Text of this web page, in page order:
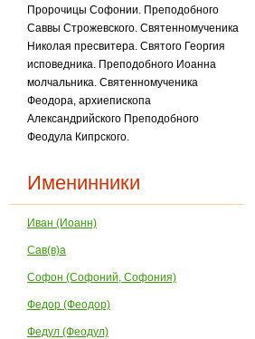
Пророчицы Софонии. Преподобного
Саввы Строжевского. Святенномученика
Николая пресвитера. Святого Георгия
исповедника. Преподобного Иоанна
молчальника. Святен­номученика
Феодора, архиепископа
Александрийского Преподобного
Феодула Кипр­ского.
Именинники
Иван (Иоанн)
Сав(в)а
Софон (Софоний, Софония)
Федор (Феодор)
Федул (Феодул)